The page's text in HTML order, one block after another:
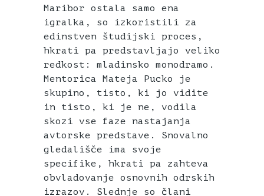
Maribor ostala samo ena
igralka, so izkoristili za
edinstven študijski proces,
hkrati pa predstavljajo veliko
redkost: mladinsko monodramo.
Mentorica Mateja Pucko je
skupino, tisto, ki jo vidite
in tisto, ki je ne, vodila
skozi vse faze nastajanja
avtorske predstave. Snovalno
gledališče ima svoje
specifike, hkrati pa zahteva
obvladovanje osnovnih odrskih
izrazov. Slednje so člani